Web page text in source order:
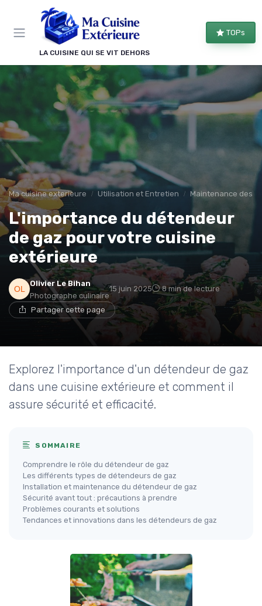
LA CUISINE QUI SE VIT DEHORS
TOPs
Ma cuisine exterieure Utilisation et Entretien Maintenance des
L'importance du détendeur
de gaz pour votre cuisine
extérieure
Olivier Le Bihan
Photographe culinaire
15 juin 2025 8 min de lecture
Partager cette page
Explorez l'importance d'un détendeur de gaz
dans une cuisine extérieure et comment il
assure sécurité et efficacité.
SOMMAIRE
Comprendre le rôle du détendeur de gaz
Les différents types de détendeurs de gaz
Installation et maintenance du détendeur de gaz
Sécurité avant tout : précautions à prendre
Problèmes courants et solutions
Tendances et innovations dans les détendeurs de gaz
Panneau de gestion des cookies